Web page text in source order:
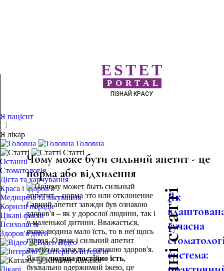
ESTET
PORTAL
ПІЗНАЙ КРАСУ
Я пацієнт
Я лікар
Головна
Статті
Останні
Стоматологія
Дієта та харчування
Краса і здоров'я
Медицина та лікування
Корисні поради
Цікаві факти
Психологія
Здоров'я дітей
Відео
Інтерв'ю
Каталог
Лікарі
Чому може бути сильний апетит - це
норма або відхилення
Гарний апетит завжди був ознакою
здоров'я – як у дорослої людини, так і
у маленької дитини. Вважається,
якщо людина мало їсть, то в неї щось
гаразд. Однак і сильний апетит
далеко не завжди є ознакою здоров'я.
Якщолюдина постійно їсть,
буквально одержимий їжею, це
Як
сучасна
система: